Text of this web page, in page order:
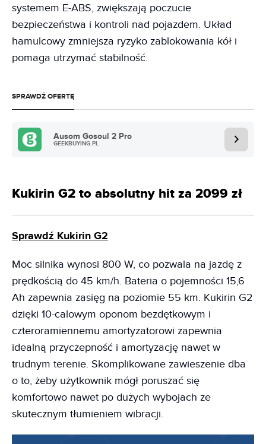
systemem E-ABS, zwiększają poczucie
bezpieczeństwa i kontroli nad pojazdem. Układ
hamulcowy zmniejsza ryzyko zablokowania kół i
pomaga utrzymać stabilność.
SPRAWDŹ OFERTĘ
Ausom Gosoul 2 Pro
GEEKBUYING.PL
Kukirin G2 to absolutny hit za 2099 zł
Sprawdź Kukirin G2
Moc silnika wynosi 800 W, co pozwala na jazdę z
prędkością do 45 km/h. Bateria o pojemności 15,6
Ah zapewnia zasięg na poziomie 55 km. Kukirin G2
dzięki 10-calowym oponom bezdętkowym i
czteroramiennemu amortyzatorowi zapewnia
idealną przyczepność i amortyzację nawet w
trudnym terenie. Skomplikowane zawieszenie dba
o to, żeby użytkownik mógł poruszać się
komfortowo nawet po dużych wybojach ze
skutecznym tłumieniem wibracji.